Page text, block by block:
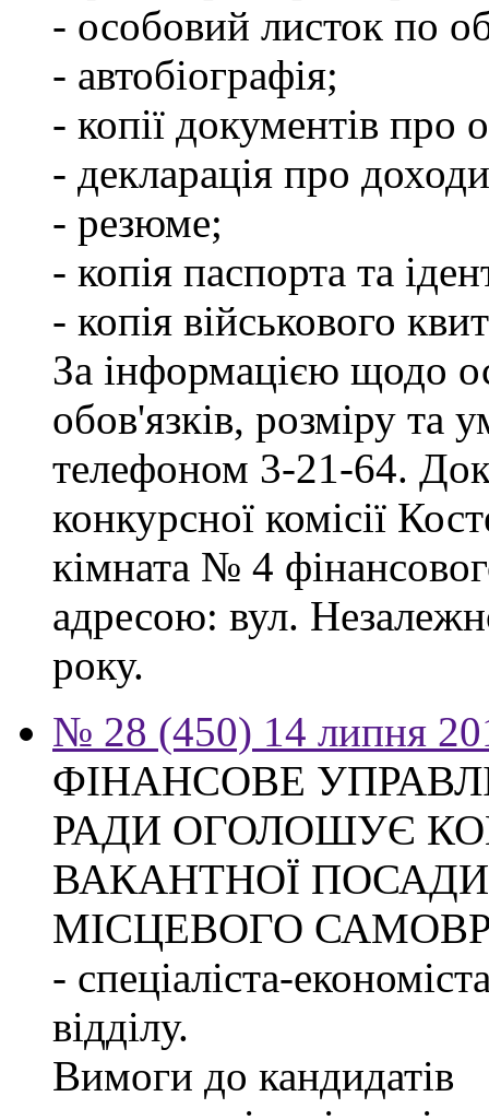
- особовий листок по
- автобіографія;
- копії документів про
- декларація про
- резюме;
- копія паспорта та
- копія військового
За інформацією щодо
обов'язків, розміру та
телефоном 3-21-64.
конкурсної комісії
кімната № 4
адресою: вул.
року.
№ 28 (450) 14 липня
ФІНАНСОВЕ
РАДИ ОГОЛОШУЄ
ВАКАНТНОЇ
МІСЦЕВОГО
- спеціаліста-
відділу.
Вимоги до кандидатів